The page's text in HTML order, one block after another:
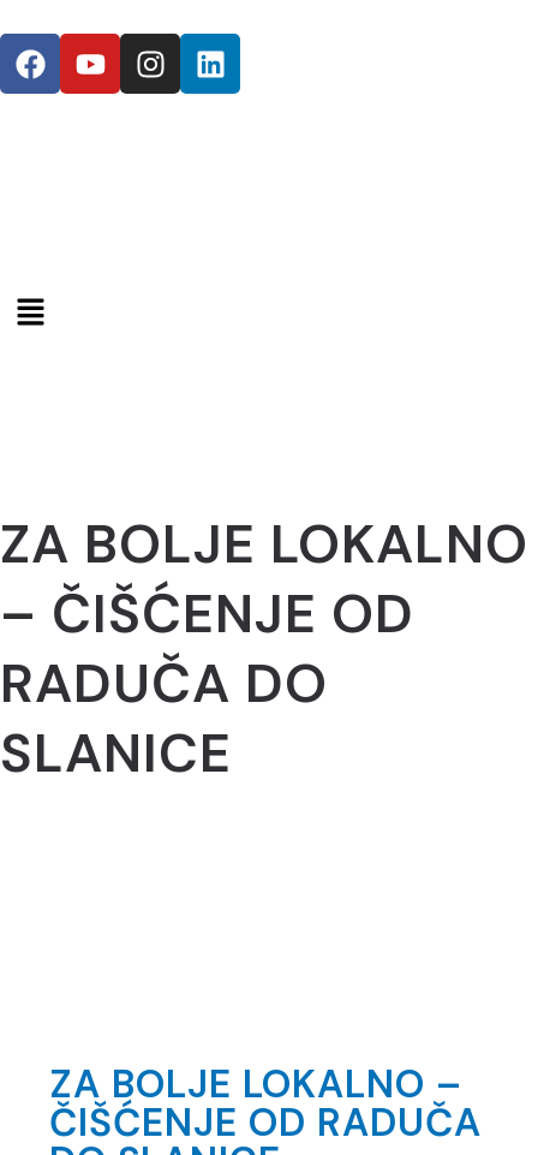
ZA BOLJE LOKALNO
– ČIŠĆENJE OD
RADUČA DO
SLANICE
ZA BOLJE LOKALNO –
ČIŠĆENJE OD RADUČA